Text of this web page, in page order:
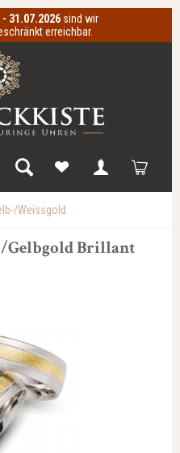
- 31.07.2026 sind wir
erreichbar.
Weissgold
Gelbgold Brillant